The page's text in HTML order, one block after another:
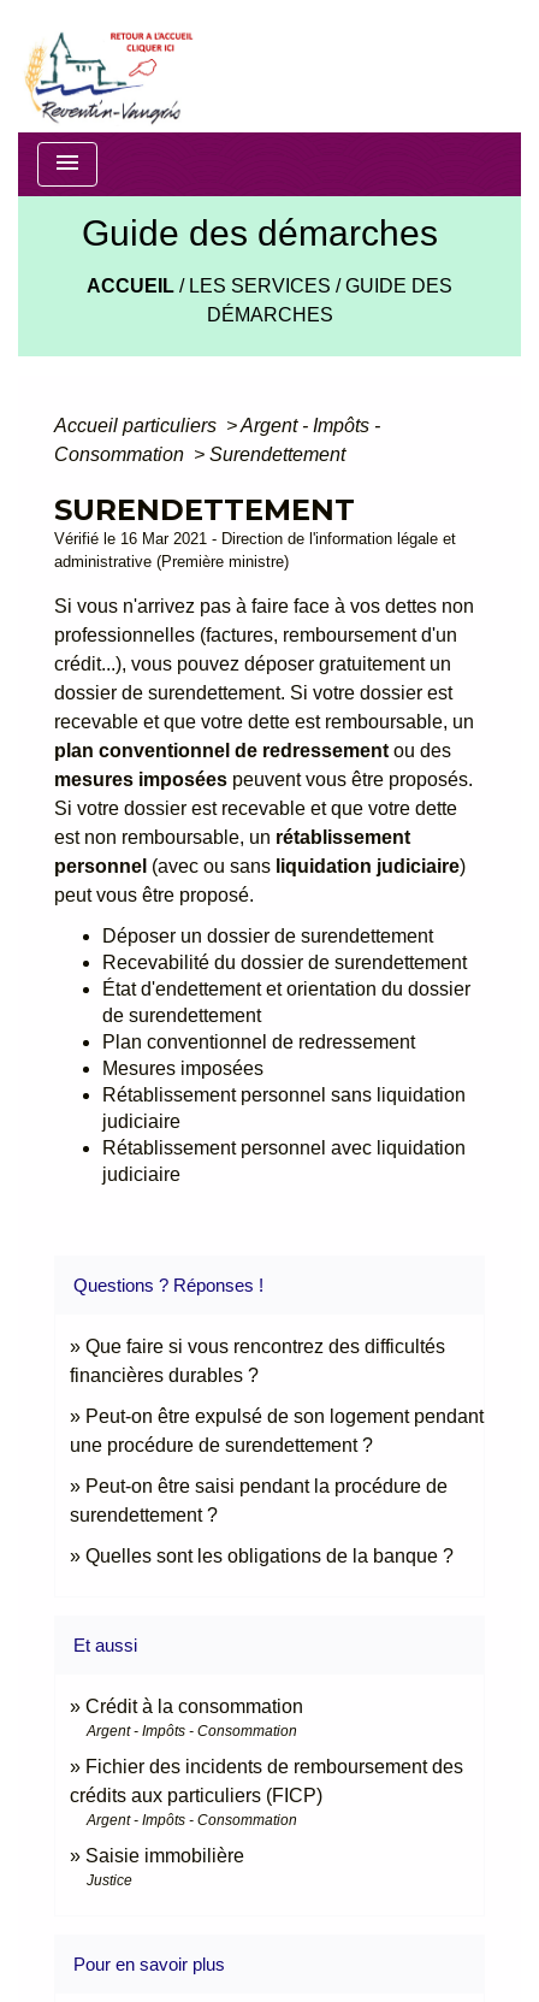
menu
Guide des démarches
ACCUEIL / LES SERVICES /GUIDE DES
DÉMARCHES
Accueil particuliers >Argent - Impôts -
Consommation > Surendettement
SURENDETTEMENT
Vérifié le 16 Mar 2021 - Direction de l'information légale et
administrative (Première ministre)
Si vous n'arrivez pas à faire face à vos dettes non
professionnelles (factures, remboursement d'un
crédit...), vous pouvez déposer gratuitement un
dossier de surendettement. Si votre dossier est
recevable et que votre dette est remboursable, un
plan conventionnel de redressement ou des
mesures imposées peuvent vous être proposés.
Si votre dossier est recevable et que votre dette
est non remboursable, un rétablissement
personnel (avec ou sans liquidation judiciaire)
peut vous être proposé.
Déposer un dossier de surendettement
Recevabilité du dossier de surendettement
État d'endettement et orientation du dossier
de surendettement
Plan conventionnel de redressement
Mesures imposées
Rétablissement personnel sans liquidation
judiciaire
Rétablissement personnel avec liquidation
judiciaire
Questions ? Réponses !
Que faire si vous rencontrez des difficultés
financières durables ?
Peut-on être expulsé de son logement pendant
une procédure de surendettement ?
Peut-on être saisi pendant la procédure de
surendettement ?
Quelles sont les obligations de la banque ?
Et aussi
Crédit à la consommation
Argent - Impôts - Consommation
Fichier des incidents de remboursement des
crédits aux particuliers (FICP)
Argent - Impôts - Consommation
Saisie immobilière
Justice
Pour en savoir plus